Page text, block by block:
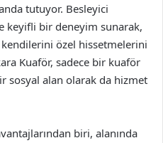
tutuyor. Besleyici
keyifli bir deneyim sunarak,
özel hissetmelerini
Kuaför, sadece bir kuaför
sosyal alan olarak da hizmet
biri, alanında